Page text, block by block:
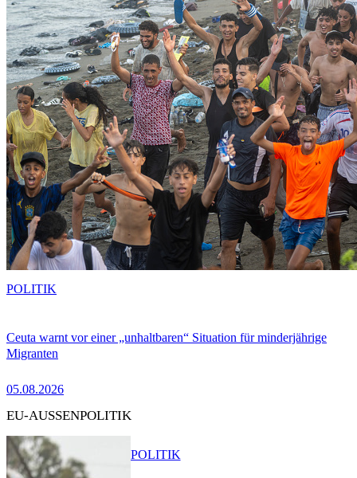
Ceuta warnt vor einer „unhaltbaren“ Situation für minderjährige
Migranten
05.08.2026
POLITIK
EU-AUSSENPOLITIK
POLITIK